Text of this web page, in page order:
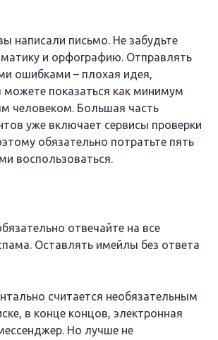
написали письмо. Не забудьте
и орфографию. Отправлять
ошибками – плохая идея,
можете показаться как минимум
человеком. Большая часть
уже включает сервисы проверки
обязательно потратьте пять
воспользоваться.
отвечайте на все
Оставлять имейлы без ответа
считается необязательным
в конце концов, электронная
Но лучше не